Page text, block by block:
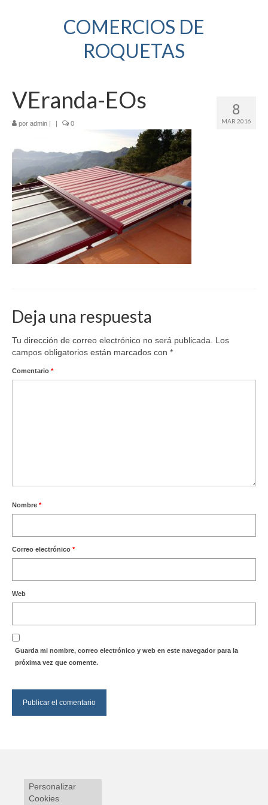
COMERCIOS DE
ROQUETAS
8
MAR 2016
VEranda-EOs
por admin | | 0
Deja una respuesta
Tu dirección de correo electrónico no será publicada.
Los
campos obligatorios están marcados con *
Comentario *
Nombre *
Correo electrónico *
Web
Guarda mi nombre, correo electrónico y web en este navegador para la
próxima vez que comente.
Personalizar
Cookies